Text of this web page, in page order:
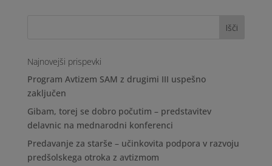
Najnovejši prispevki
Program Avtizem SAM z drugimi III uspešno
zaključen
Gibam, torej se dobro počutim – predstavitev
delavnic na mednarodni konferenci
Predavanje za starše – učinkovita podpora v razvoju
predšolskega otroka z avtizmom